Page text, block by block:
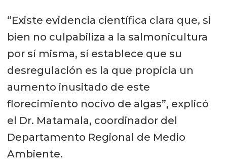
“Existe evidencia científica clara que, si
bien no culpabiliza a la salmonicultura
por sí misma, sí establece que su
desregulación es la que propicia un
aumento inusitado de este
florecimiento nocivo de algas”, explicó
el Dr. Matamala, coordinador del
Departamento Regional de Medio
Ambiente.